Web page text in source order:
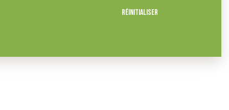
Réinitialiser